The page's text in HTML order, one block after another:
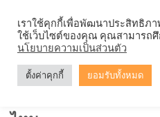
content
เราใช้คุกกี้เพื่อพัฒนาประสิทธิภ
ใช้เว็บไซต์ของคุณ คุณสามารถศึ
นโยบายความเป็นส่วนตัว
ตั้งค่าคุกกี้ ยอมรับทั้งหมด